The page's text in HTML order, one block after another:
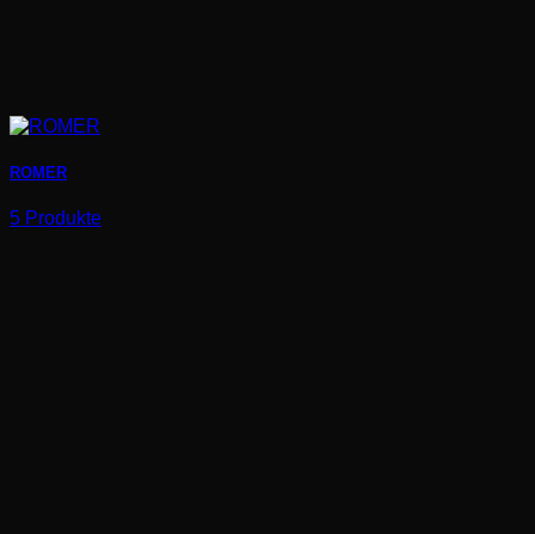
ROMER
5 Produkte